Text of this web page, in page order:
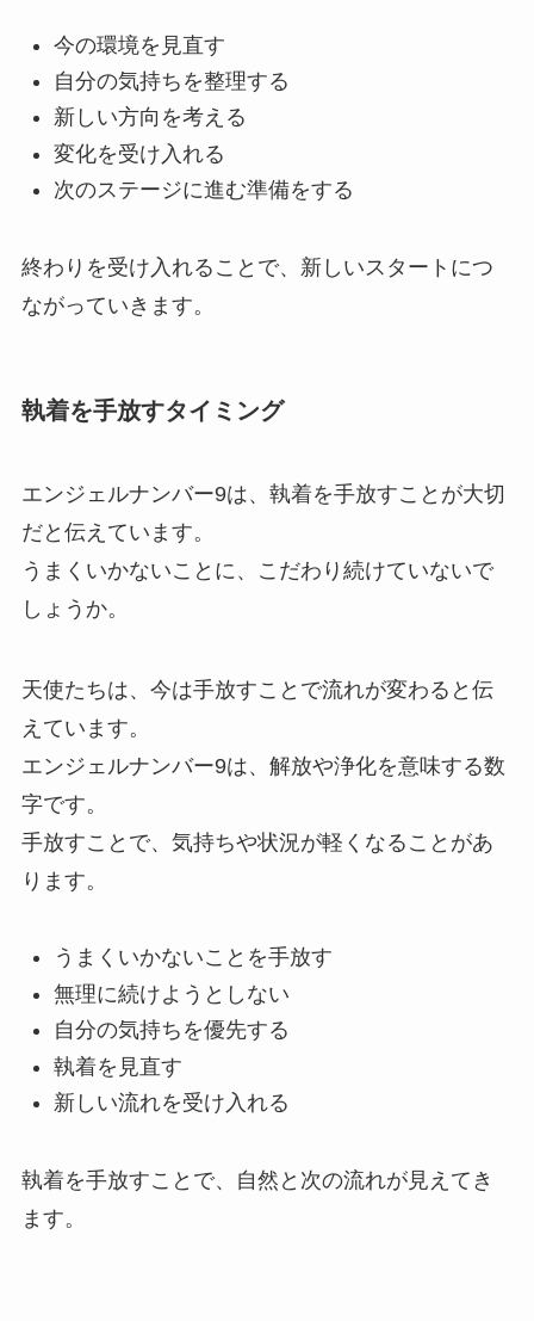
今の環境を見直す
自分の気持ちを整理する
新しい方向を考える
変化を受け入れる
次のステージに進む準備をする
終わりを受け入れることで、新しいスタートにつ
ながっていきます。
執着を手放すタイミング
エンジェルナンバー9は、執着を手放すことが大切
だと伝えています。
うまくいかないことに、こだわり続けていないで
しょうか。
天使たちは、今は手放すことで流れが変わると伝
えています。
エンジェルナンバー9は、解放や浄化を意味する数
字です。
手放すことで、気持ちや状況が軽くなることがあ
ります。
うまくいかないことを手放す
無理に続けようとしない
自分の気持ちを優先する
執着を見直す
新しい流れを受け入れる
執着を手放すことで、自然と次の流れが見えてき
ます。